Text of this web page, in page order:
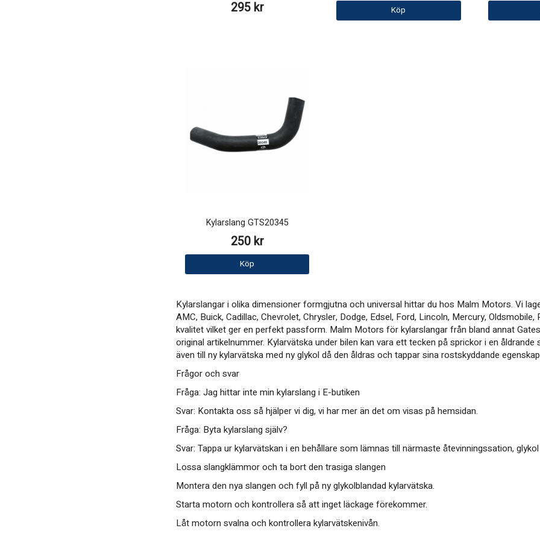
295 kr Köp
Kylarslang GTS20345
250 kr
Köp
Kylarslangar i olika dimensioner formgjutna och universal hittar du hos Malm Motors. Vi
AMC, Buick, Cadillac, Chevrolet, Chrysler, Dodge, Edsel, Ford, Lincoln, Mercury,
kvalitet vilket ger en perfekt passform. Malm Motors för kylarslangar från bland annat
original artikelnummer. Kylarvätska under bilen kan vara ett tecken på sprickor i en
även till ny kylarvätska med ny glykol då den åldras och tappar sina rostskyddande
Frågor och svar
Fråga: Jag hittar inte min kylarslang i E-butiken
Svar: Kontakta oss så hjälper vi dig, vi har mer än det om visas på hemsidan.
Fråga: Byta kylarslang själv?
Svar: Tappa ur kylarvätskan i en behållare som lämnas till närmaste åtevinningssation,
Lossa slangklämmor och ta bort den trasiga slangen
Montera den nya slangen och fyll på ny glykolblandad kylarvätska.
Starta motorn och kontrollera så att inget läckage förekommer.
Låt motorn svalna och kontrollera kylarvätskenivån.